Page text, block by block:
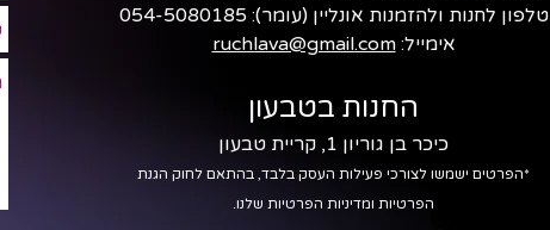
טלפון לחנות ולהזמנות אונליין (עומר):054-5080185
אימייל:ruchlava@gmail.com
החנות בטבעון
כיכר בן גוריון 1, קריית טבעון
*הפרטים ישמשו לצורכי פעילות העסק בלבד, בהתאם לחוק הגנת
הפרטיות ומדיניות הפרטיות שלנו.